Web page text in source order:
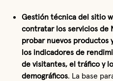
Gestión técnica del sitio
contratar los servicios de
probar nuevos productos
los indicadores de
de visitantes, el tráfico y
demográficos. La base